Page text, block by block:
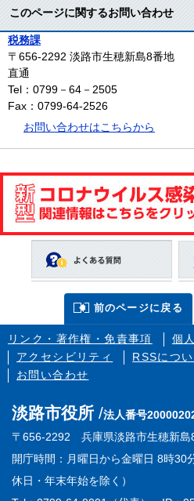
このページに関するお問い合わせ
税務課
〒656-2292 淡路市生穂新島8番地
直通
Tel：0799－64－2505
Fax：0799-64-2526
お問い合わせはこちらから
前のページに戻る
リンク・著作権・免責事項
個
アクセシビリティ
RSSにつ
お問い合わせ
淡路市役所
法人番号
〒656-2292 兵庫県淡路市生穂新島
開庁時間：月曜日から金曜日 8時30
休日・年末年始を除く）